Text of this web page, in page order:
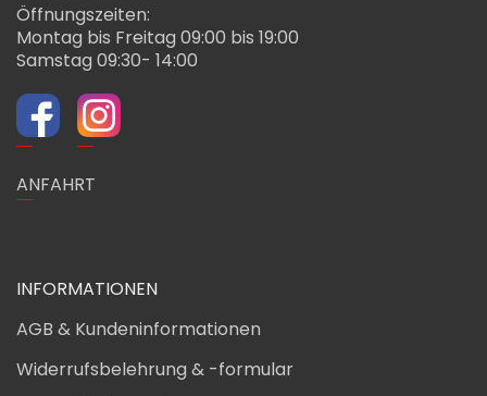
Öffnungszeiten:
Montag bis Freitag 09:00 bis 19:00
Samstag 09:30- 14:00
ANFAHRT
INFORMATIONEN
AGB & Kundeninformationen
Widerrufsbelehrung & -formular